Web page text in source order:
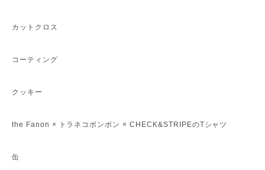
カットクロス
コーティング
クッキー
the Fanon × トラネコボンボン × CHECK&STRIPEのTシャツ
缶